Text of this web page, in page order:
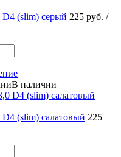
(slim) серый 225 руб. /
В наличии
(slim) салатовый 225